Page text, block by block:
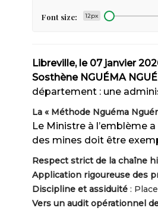
Font size: 12px
Libreville, le 07 janvier
Sosthène NGUÉMA
département : une
La « Méthode Nguéma
Le Ministre à l’emblème
des mines doit être
Respect strict de la chaîne
Application rigoureuse des
Discipline et assiduité:
Vers un audit opérationnel